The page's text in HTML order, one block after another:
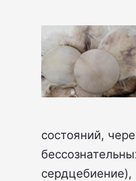
состояний,
сердцебиение),